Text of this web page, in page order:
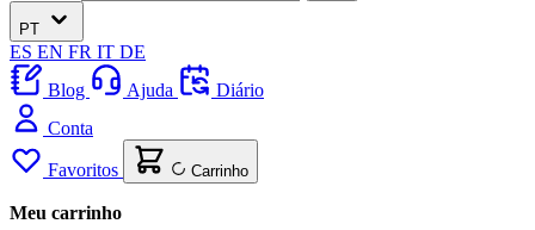
PT
ES EN FR IT DE
Blog
Ajuda
Diário
Conta
Favoritos Carrinho
Meu carrinho